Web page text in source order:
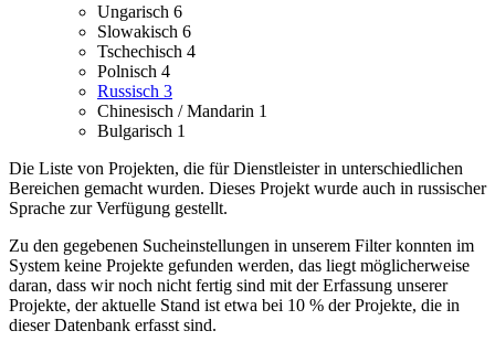
Ungarisch 6
Slowakisch 6
Tschechisch 4
Polnisch 4
Russisch 3
Chinesisch / Mandarin 1
Bulgarisch 1
Die Liste von Projekten, die für Dienstleister in unterschiedlichen
Bereichen gemacht wurden. Dieses Projekt wurde auch in russischer
Sprache zur Verfügung gestellt.
Zu den gegebenen Sucheinstellungen in unserem Filter konnten im
System keine Projekte gefunden werden, das liegt möglicherweise
daran, dass wir noch nicht fertig sind mit der Erfassung unserer
Projekte, der aktuelle Stand ist etwa bei 10 % der Projekte, die in
dieser Datenbank erfasst sind.